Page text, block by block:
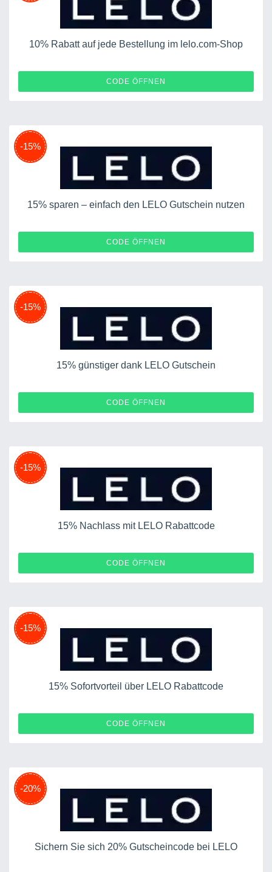
10% Rabatt auf jede Bestellung im lelo.com-Shop
CODE ÖFFNEN
-15%
15% sparen – einfach den LELO Gutschein nutzen
CODE ÖFFNEN
-15%
15% günstiger dank LELO Gutschein
CODE ÖFFNEN
-15%
15% Nachlass mit LELO Rabattcode
CODE ÖFFNEN
-15%
15% Sofortvorteil über LELO Rabattcode
CODE ÖFFNEN
-20%
Sichern Sie sich 20% Gutscheincode bei LELO